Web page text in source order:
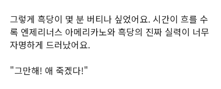
그렇게 흑당이 몇 분 버티나 싶었어요. 시간이 흐를 수
록 엔제리너스 아메리카노와 흑당의 진짜 실력이 너무
자명하게 드러났어요.
"그만해! 애 죽겠다!"